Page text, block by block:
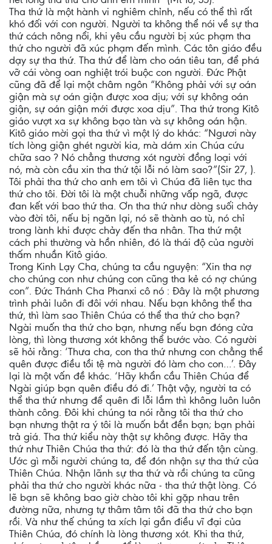
Tha thứ là một hành vi nghiêm chỉnh, nếu có thể thì rất
khó đối với con người. Người ta không thể nói về sự tha
thứ cách nông nổi, khi yêu cầu người bị xúc phạm tha
thứ cho người đã xúc phạm đến mình. Các tôn giáo đều
dạy sự tha thứ. Tha thứ để làm cho oán tiêu tan, để phá
vỡ cái vòng oan nghiệt trói buộc con người. Đức Phật
cũng đã để lại một châm ngôn “Không phải với sự oán
giận mà sự oán giận được xoa dịu; với sự không oán
giận, sự oán giận mới được xoa dịu”. Tha thứ trong Kitô
giáo vượt xa sự không bạo tàn và sự không oán hận.
Kitô giáo mời gọi tha thứ vì một lý do khác: “Ngươi này
tích lòng giận ghét người kia, mà dám xin Chúa cứu
chữa sao ? Nó chẳng thương xót người đồng loại với
nó, mà còn cầu xin tha thứ tội lỗi nó làm sao?”(Sir 27, ).
Tôi phải tha thứ cho anh em tôi vì Chúa đã liên tục tha
thứ cho tôi. Ðời tôi là một chuỗi những vấp ngã, được
đan kết với bao thứ tha. Ơn tha thứ như dòng suối chảy
vào đời tôi, nếu bị ngăn lại, nó sẽ thành ao tù, nó chỉ
trong lành khi được chảy đến tha nhân. Tha thứ một
cách phi thường và hồn nhiên, đó là thái độ của người
thấm nhuần Kitô giáo.
Trong Kinh Lạy Cha, chúng ta cầu nguyện: “Xin tha nợ
cho chúng con như chúng con cũng tha kẻ có nợ chúng
con”. Đức Thánh Cha Phanxi cô nó : Đây là một phương
trình phải luôn đi đôi với nhau. Nếu bạn không thể tha
thứ, thì làm sao Thiên Chúa có thể tha thứ cho bạn?
Ngài muốn tha thứ cho bạn, nhưng nếu bạn đóng cửa
lòng, thì lòng thương xót không thể bước vào. Có người
sẽ hỏi rằng: ‘Thưa cha, con tha thứ nhưng con chẳng thể
quên được điều tồi tệ mà người đó làm cho con…’. Đây
lại là một vấn đề khác. ‘Hãy khẩn cầu Thiên Chúa để
Ngài giúp bạn quên điều đó đi.’ Thật vậy, người ta có
thể tha thứ nhưng để quên đi lỗi lầm thì không luôn luôn
thành công. Đôi khi chúng ta nói rằng tôi tha thứ cho
bạn nhưng thật ra ý tôi là muốn bắt đền bạn; bạn phải
trả giá. Tha thứ kiểu này thật sự không được. Hãy tha
thứ như Thiên Chúa tha thứ: đó là tha thứ đến tận cùng.
Ước gì mỗi người chúng ta, để đón nhận sự tha thứ của
Thiên Chúa. Nhận lãnh sự tha thứ và rồi chúng ta cũng
phải tha thứ cho người khác nữa - tha thứ thật lòng. Có
lẽ bạn sẽ không bao giờ chào tôi khi gặp nhau trên
đường nữa, nhưng tự thâm tâm tôi đã tha thứ cho bạn
rồi. Và như thế chúng ta xích lại gần điều vĩ đại của
Thiên Chúa, đó chính là lòng thương xót. Khi tha thứ,